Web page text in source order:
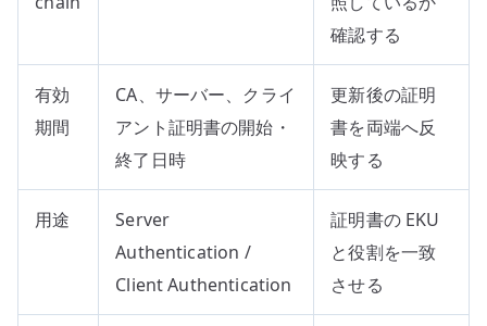
確認する
有効
期間
CA、サーバー、クライ
アント証明書の開始・
終了日時
更新後の証明
書を両端へ反
映する
用途
Server
Authentication /
Client Authentication
証明書の EKU
と役割を一致
させる